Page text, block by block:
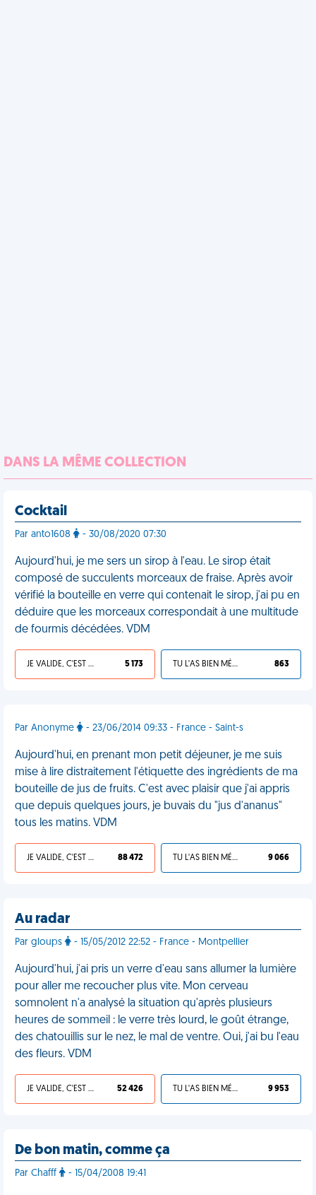
DANS LA MÊME COLLECTION
Cocktail
Par anto1608 - 30/08/2020 07:30
Aujourd'hui, je me sers un sirop à l'eau. Le sirop était
composé de succulents morceaux de fraise. Après avoir
vérifié la bouteille en verre qui contenait le sirop, j'ai pu en
déduire que les morceaux correspondait à une multitude
de fourmis décédées. VDM
JE VALIDE, C'EST UNE VDM 5 173 TU L'AS BIEN MÉRITÉ 863
Par Anonyme - 23/06/2014 09:33 - France - Saint-s
Aujourd'hui, en prenant mon petit déjeuner, je me suis
mise à lire distraitement l'étiquette des ingrédients de ma
bouteille de jus de fruits. C'est avec plaisir que j'ai appris
que depuis quelques jours, je buvais du "jus d'ananus"
tous les matins. VDM
JE VALIDE, C'EST UNE VDM 88 472 TU L'AS BIEN MÉRITÉ 9 066
Au radar
Par gloups - 15/05/2012 22:52 - France - Montpellier
Aujourd'hui, j'ai pris un verre d'eau sans allumer la lumière
pour aller me recoucher plus vite. Mon cerveau
somnolent n'a analysé la situation qu'après plusieurs
heures de sommeil : le verre très lourd, le goût étrange,
des chatouillis sur le nez, le mal de ventre. Oui, j'ai bu l'eau
des fleurs. VDM
JE VALIDE, C'EST UNE VDM 52 426 TU L'AS BIEN MÉRITÉ 9 953
De bon matin, comme ça
Par Chafff - 15/04/2008 19:41